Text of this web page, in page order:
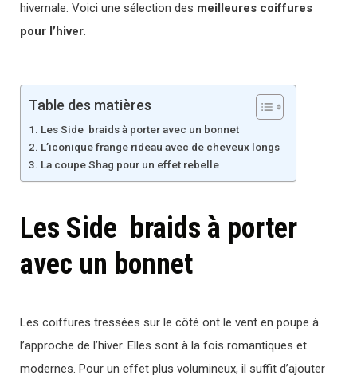
hivernale. Voici une sélection des meilleures coiffures
pour l’hiver.
Table des matières
Les Side braids à porter avec un bonnet
L’iconique frange rideau avec de cheveux longs
La coupe Shag pour un effet rebelle
Les Side braids à porter
avec un bonnet
Les coiffures tressées sur le côté ont le vent en poupe à
l’approche de l’hiver. Elles sont à la fois romantiques et
modernes. Pour un effet plus volumineux, il suffit d’ajouter